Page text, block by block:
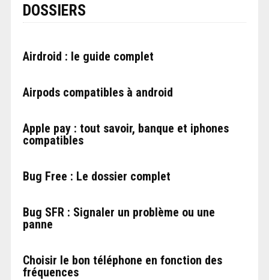
DOSSIERS
Airdroid : le guide complet
Airpods compatibles à android
Apple pay : tout savoir, banque et iphones
compatibles
Bug Free : Le dossier complet
Bug SFR : Signaler un problème ou une
panne
Choisir le bon téléphone en fonction des
fréquences